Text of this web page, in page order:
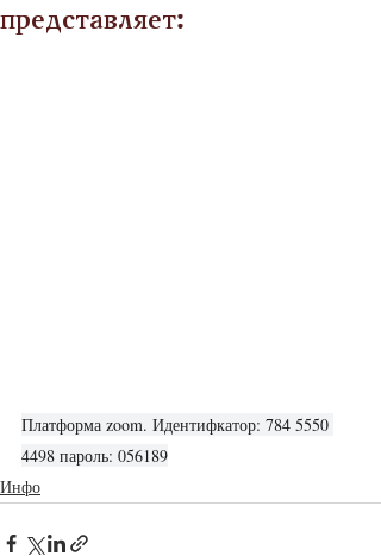
представляет:
Платформа zoom. Идентифкатор: 784 5550
4498 пароль: 056189
Инфо